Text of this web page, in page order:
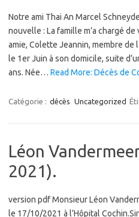
Notre ami Thai An Marcel
nouvelle : La famille m’a chargé
amie, Colette Jeannin, membre de l
le 1er Juin à son domicile, suite
ans. Née… Read More: Décès de
Catégorie : décès Uncategorized
Léon
2021).
version pdf Monsieur Léon
le 17/10/2021 à l’Hôpital